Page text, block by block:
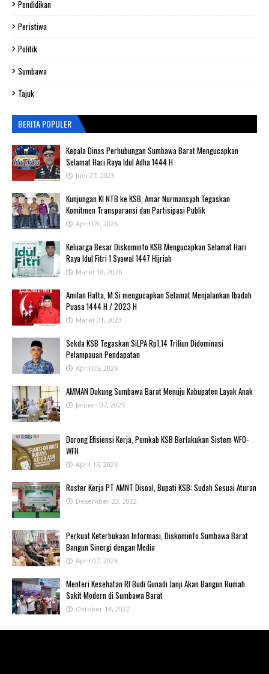
Pendidikan
Peristiwa
Politik
Sumbawa
Tajuk
BERITA POPULER
Kepala Dinas Perhubungan Sumbawa Barat Mengucapkan
Selamat Hari Raya Idul Adha 1444 H
Juni 27, 2023
Kunjungan KI NTB ke KSB, Amar Nurmansyah Tegaskan
Komitmen Transparansi dan Partisipasi Publik
April 09, 2026
Keluarga Besar Diskominfo KSB Mengucapkan Selamat Hari
Raya Idul Fitri 1 Syawal 1447 Hijriah
Maret 18, 2026
Amilan Hatta, M.Si mengucapkan Selamat Menjalankan Ibadah
Puasa 1444 H / 2023 H
Maret 21, 2023
Sekda KSB Tegaskan SiLPA Rp1,14 Triliun Didominasi
Pelampauan Pendapatan
April 05, 2026
AMMAN Dukung Sumbawa Barat Menuju Kabupaten Layak Anak
Januari 07, 2025
‎Dorong Efisiensi Kerja, Pemkab KSB Berlakukan Sistem WFO-
WFH ‎
April 16, 2026
Roster Kerja PT AMNT Disoal, Bupati KSB: Sudah Sesuai Aturan
Desember 22, 2022
Perkuat Keterbukaan Informasi, Diskominfo Sumbawa Barat
Bangun Sinergi dengan Media
April 07, 2026
Menteri Kesehatan RI Budi Gunadi Janji Akan Bangun Rumah
Sakit Modern di Sumbawa Barat
Oktober 14, 2022